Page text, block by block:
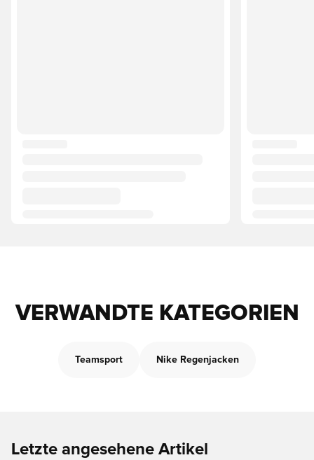
VERWANDTE KATEGORIEN
Teamsport Nike Regenjacken
Letzte angesehene Artikel